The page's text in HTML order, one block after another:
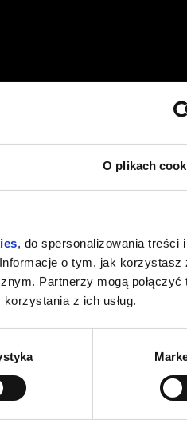
O plikach
, do spersonalizowania treści
o tym, jak korzystasz
Partnerzy mogą połączyć
z ich usług.